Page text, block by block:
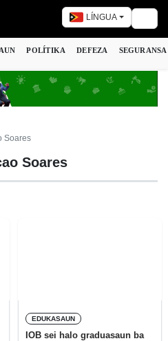
LÍNGUA
POLÍTIKA DEFEZA SEGURANSA
Soares
Soares
EDUKASAUN
IOB sei halo graduasaun ba